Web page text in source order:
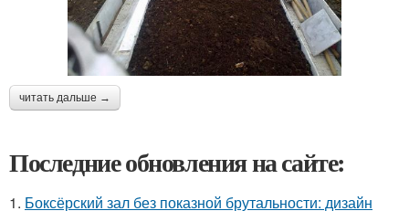
читать дальше →
Последние обновления на сайте:
1. Боксёрский зал без показной брутальности: дизайн